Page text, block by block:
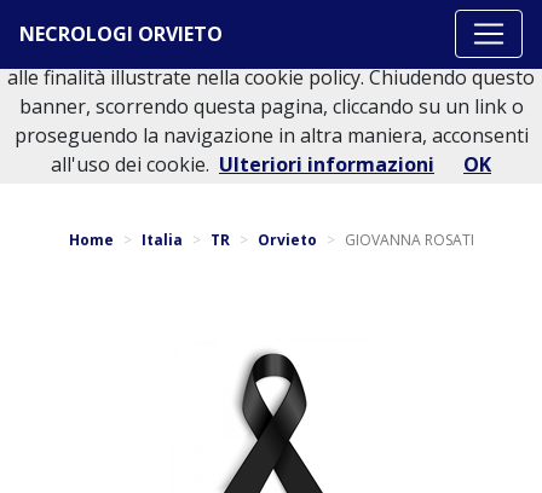
NECROLOGI ORVIETO
Torna indietro
Home Italia TR Orvieto GIOVANNA ROSATI
Questo sito o gli strumenti terzi da questo utilizzati si
avvalgono di cookie necessari al funzionamento ed utili
alle finalità illustrate nella cookie policy. Chiudendo questo
banner, scorrendo questa pagina, cliccando su un link o
proseguendo la navigazione in altra maniera, acconsenti
all'uso dei cookie. Ulteriori informazioni OK